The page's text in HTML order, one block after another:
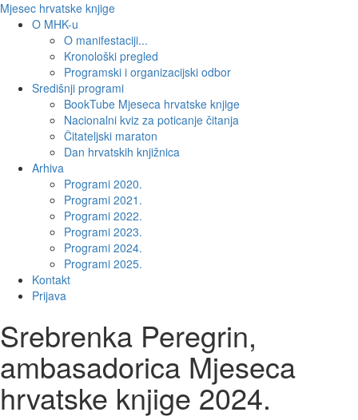
Mjesec hrvatske knjige
O MHK-u
O manifestaciji...
Kronološki pregled
Programski i organizacijski odbor
Središnji programi
BookTube Mjeseca hrvatske knjige
Nacionalni kviz za poticanje čitanja
Čitateljski maraton
Dan hrvatskih knjižnica
Arhiva
Programi 2020.
Programi 2021.
Programi 2022.
Programi 2023.
Programi 2024.
Programi 2025.
Kontakt
Prijava
Srebrenka Peregrin,
ambasadorica Mjeseca
hrvatske knjige 2024.